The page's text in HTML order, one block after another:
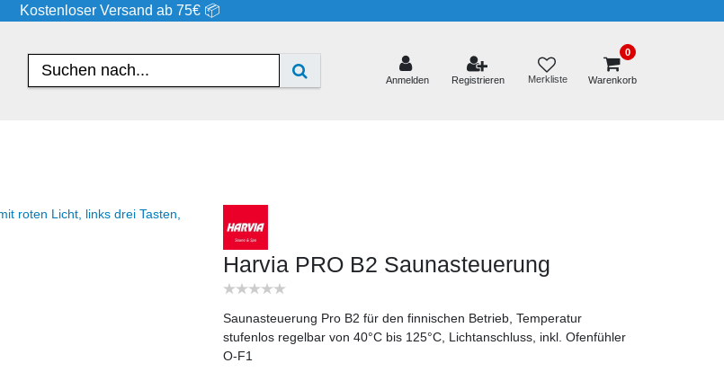
Kostenloser Versand ab 75€ 📦
Anmelden Registrieren Merkliste
0
Warenkorb
Harvia PRO B2 Saunasteuerung
Saunasteuerung Pro B2 für den finnischen Betrieb, Temperatur
stufenlos regelbar von 40°C bis 125°C, Lichtanschluss, inkl. Ofenfühler
O-F1